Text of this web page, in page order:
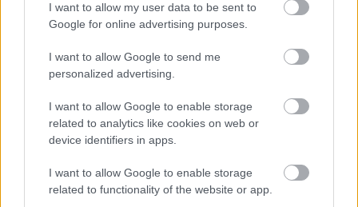
I want to allow my user data to be sent to
Google for online advertising purposes.
I want to allow Google to send me
personalized advertising.
I want to allow Google to enable storage
related to analytics like cookies on web or
device identifiers in apps.
I want to allow Google to enable storage
related to functionality of the website or app.
Healthlineszerint az alábbi módszerek segíthetnek
megelőzni vagy csillapítani a fájdalmat:
-Finom masszázs az érintett izmon.
-Óvatos nyújtás, lassú mozgatás.
-Séta sarokkal terhelve, hogy az izom megnyúljon.
-Meleg alkalmazása, például meleg törölköző, meleg vizes